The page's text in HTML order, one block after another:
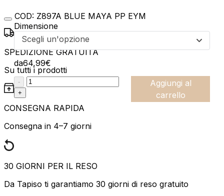
Dimensione
Scegli un'opzione
da64,99€
:product_name quantity
-
+
Aggiungi al
carrello
COD: Z897A BLUE MAYA PP EYM
SPEDIZIONE GRATUITA
Su tutti i prodotti
CONSEGNA RAPIDA
Consegna in 4–7 giorni
30 GIORNI PER IL RESO
Da Tapiso ti garantiamo 30 giorni di reso gratuito